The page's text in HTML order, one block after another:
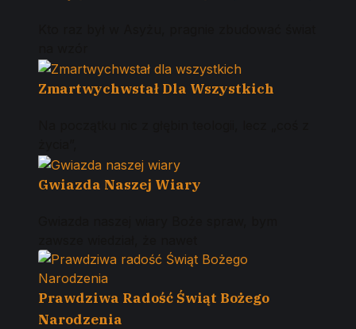
Zmartwychwstał Dla Wszystkich
Gwiazda Naszej Wiary
Prawdziwa Radość Świąt Bożego
Narodzenia